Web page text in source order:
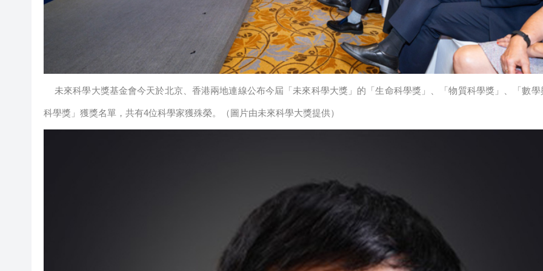
未來科學大獎基金會今天於北京、香港兩地連線公布今屆「未來科學大獎」的「生命科學獎」、「物質科學獎」、「數學
科學獎」獲獎名單，共有4位科學家獲殊榮。（圖片由未來科學大獎提供）